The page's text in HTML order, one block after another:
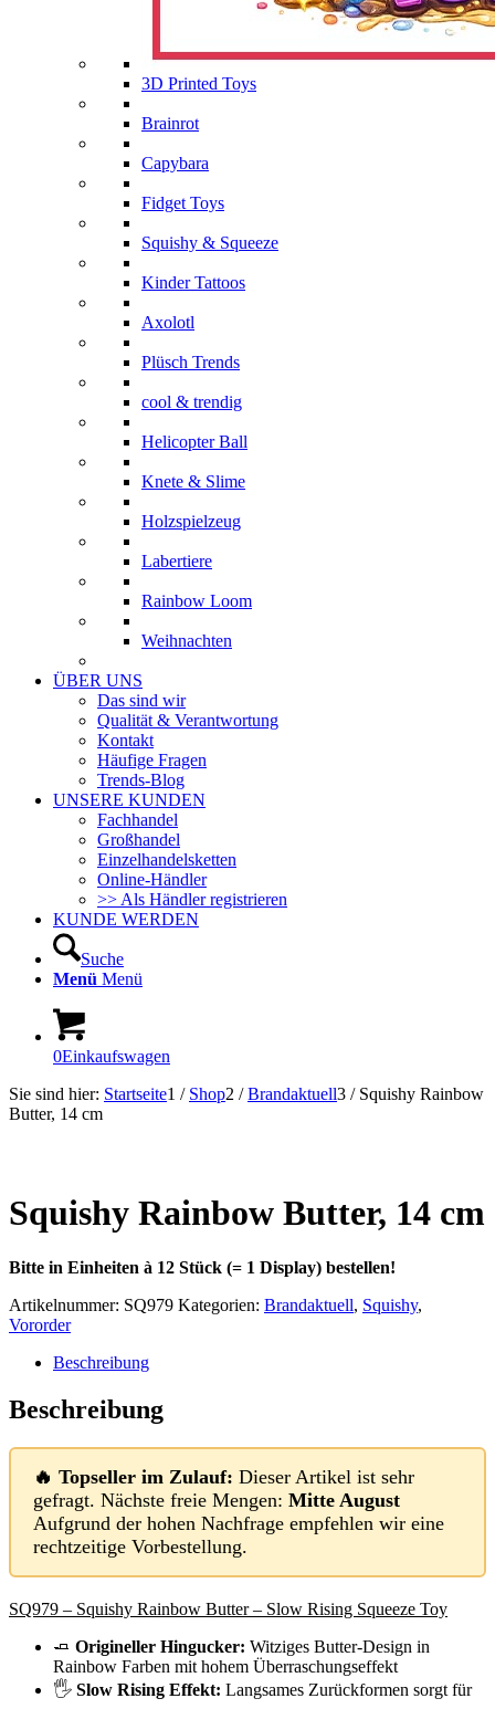
3D Printed Toys
Brainrot
Capybara
Fidget Toys
Squishy & Squeeze
Kinder Tattoos
Axolotl
Plüsch Trends
cool & trendig
Helicopter Ball
Knete & Slime
Holzspielzeug
Labertiere
Rainbow Loom
Weihnachten
ÜBER UNS
Das sind wir
Qualität & Verantwortung
Kontakt
Häufige Fragen
Trends-Blog
UNSERE KUNDEN
Fachhandel
Großhandel
Einzelhandelsketten
Online-Händler
>> Als Händler registrieren
KUNDE WERDEN
Suche
Menü Menü
0Einkaufswagen
Sie sind hier: Startseite1 / Shop2 / Brandaktuell3 / Squishy Rainbow
Butter, 14 cm
Squishy Rainbow Butter, 14 cm
Bitte in Einheiten à 12 Stück (= 1 Display) bestellen!
Artikelnummer: SQ979 Kategorien: Brandaktuell, Squishy,
Vororder
Beschreibung
Beschreibung
🔥 Topseller im Zulauf: Dieser Artikel ist sehr
gefragt. Nächste freie Mengen: Mitte August
Aufgrund der hohen Nachfrage empfehlen wir eine
rechtzeitige Vorbestellung.
SQ979 – Squishy Rainbow Butter – Slow Rising Squeeze Toy
🧈 Origineller Hingucker: Witziges Butter-Design in
Rainbow Farben mit hohem Überraschungseffekt
🖐️ Slow Rising Effekt: Langsames Zurückformen sorgt für